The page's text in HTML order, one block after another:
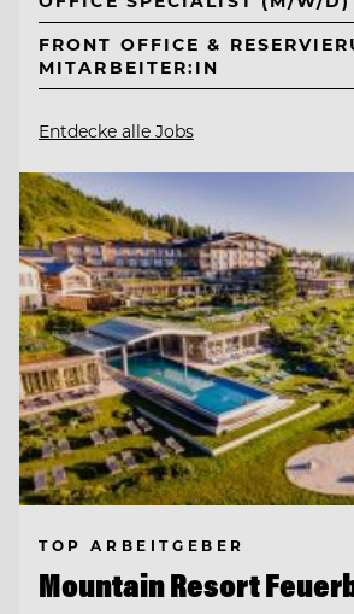
FRONT OFFICE &
MITARBEITER:IN
Entdecke alle Jobs
TOP ARBEITGEBER
Mountain Resort